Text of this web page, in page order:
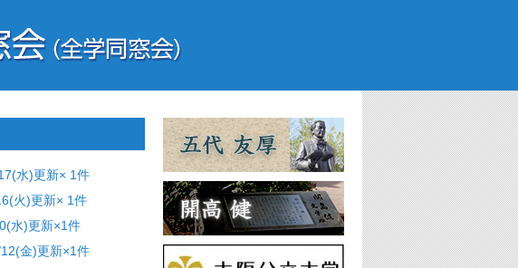
水)更新× 1件
火)更新× 1件
)更新×1件
金)更新×1件